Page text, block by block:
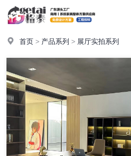
首页 > 产品系列 > 展厅实拍系列